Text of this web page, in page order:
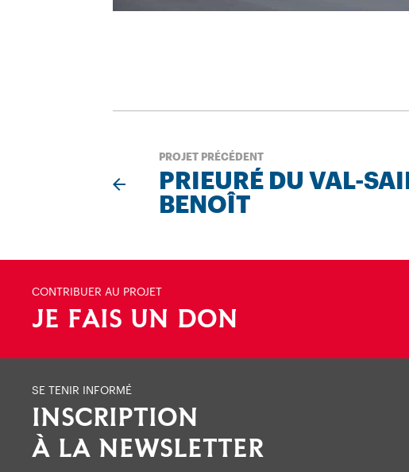
PROJET PRÉCÉDENT
PRIEURÉ DU VAL-
BENOÎT
CONTRIBUER AU PROJET
JE FAIS UN DON
SE TENIR INFORMÉ
INSCRIPTION
À LA NEWSLETTER